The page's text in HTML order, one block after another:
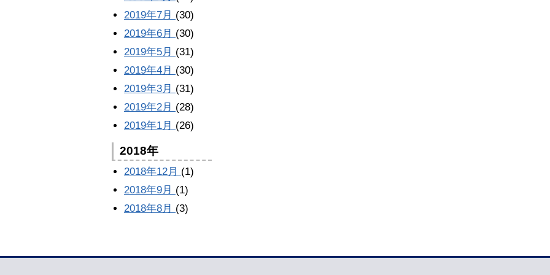
2019年7月 (30)
2019年6月 (30)
2019年5月 (31)
2019年4月 (30)
2019年3月 (31)
2019年2月 (28)
2019年1月 (26)
2018年
2018年12月 (1)
2018年9月 (1)
2018年8月 (3)